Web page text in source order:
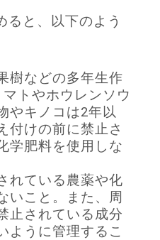
ると、以下のよう
樹などの多年生作
トやホウレンソウ
やキノコは2年以
付けの前に禁止さ
学肥料を使用しな
れている農薬や化
いこと。また、周
止されている成分
ように管理するこ